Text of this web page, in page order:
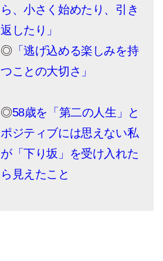
ら、小さく始めたり、引き
返したり」
◎ 「逃げ込める楽しみを持
つことの大切さ」
◎58歳を「第二の人生」と
ポジティブには思えない私
が「下り坂」を受け入れた
ら見えたこと